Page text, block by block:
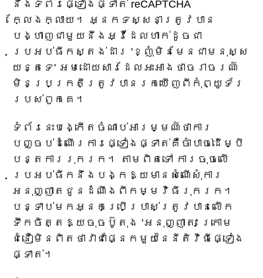
នឹងទំព័រផ្ទៀងផ្ទាត់ reCAPTCHA
ក្លែងក្លាយ។ អ្នកទស្សនាត្រូវបាន
បង្ហាញជាមួយនឹងអ្វីដែលហាក់ដូចជា
ប្រអប់ធីកស្តង់ដារ 'ខ្ញុំមិនមែនជាមនុស្ស
យន្តទេ' អមដោយសារដែលអះអាងថាចរាចរណ៍
មិនប្រក្រតីត្រូវបានរកឃើញពីកុំព្យូទ័រ
របស់ពួកគេ។
ទំព័រនេះបង្កើតចំណាប់អារម្មណ៍ថាការ
បញ្ចប់ដំណើរការផ្ទៀងផ្ទាត់គឺចាំបាច់ដើម្បី
បន្តការរុករក។ តាមពិតទៅ ការចុចលើ
ប្រអប់ធីកនឹងបង្កឱ្យមានសំណើសុំការ
អនុញ្ញាតជូនដំណឹងពីកម្មវិធីរុករក។
បន្ទាប់មកអ្នកប្រើប្រាស់ត្រូវបានលើក
ទឹកចិត្តឱ្យចុចប៊ូតុង 'អនុញ្ញាត' ក្រោម
ជំនឿមិនពិតថាវាជាផ្នែកមួយនៃនីតិវិធីផ្ទៀង
ផ្ទាត់។